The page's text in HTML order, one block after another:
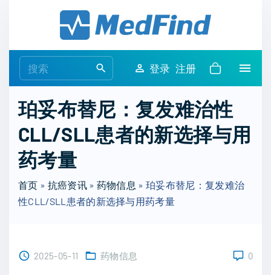
e
r
c
h
r
:
登录 注册
珀妥布替尼：复发难治性
CLL/SLL患者的新选择与用
药考量
首页 » 抗癌资讯» 药物信息 »珀妥布替尼：复发难治
性CLL/SLL患者的新选择与用药考量
2025-05-11 药物信息 0